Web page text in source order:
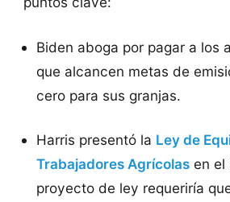
Biden aboga por pagar a los
que alcancen metas de
cero para sus granjas.
Harris presentó la Ley de
Trabajadores Agrícolas en el
proyecto de ley requeriría